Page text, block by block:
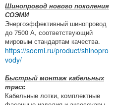
Шинопровод нового поколения
СОЭМИ
Энергоэффективный шинопровод
до 7500 А, соответствующий
мировым стандартам качества.
https://soemi.ru/product/shinopro
vody/
Быстрый монтаж кабельных
трасс
Кабельные лотки, комплектные